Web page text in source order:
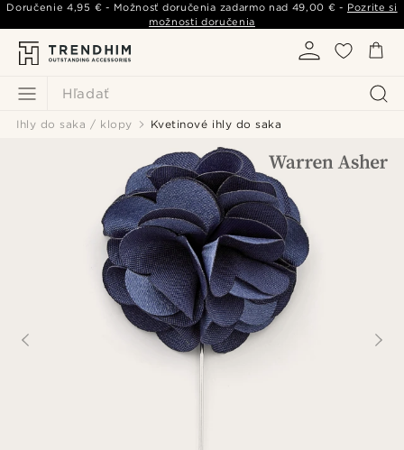
Hľadať
Doručenie4,95 € - Možnosť doručenia zadarmo nad 49,00 € - Pozrite si
možnosti doručenia
Ihly do saka / klopy Kvetinové ihly do saka